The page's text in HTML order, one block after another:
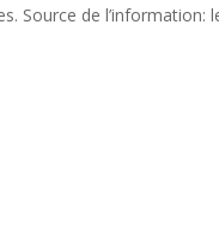
Source de l’information: